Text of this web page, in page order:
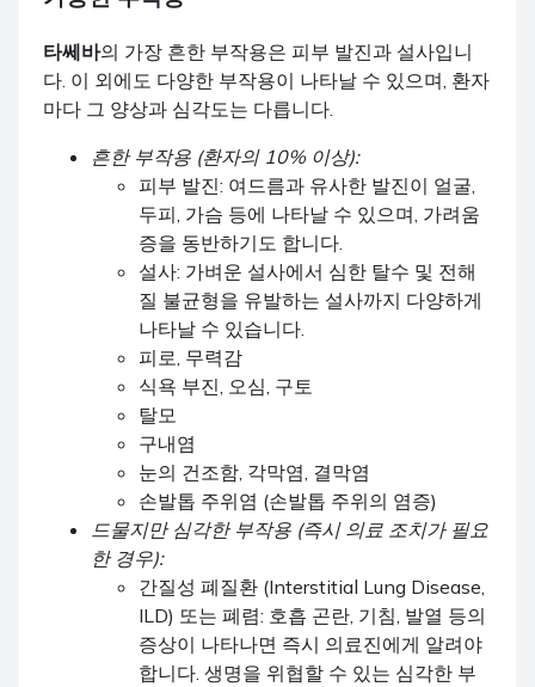
타쎄바의 가장 흔한 부작용은 피부 발진과 설사입니
다. 이 외에도 다양한 부작용이 나타날 수 있으며, 환자
마다 그 양상과 심각도는 다릅니다.
흔한 부작용 (환자의 10% 이상):
피부 발진: 여드름과 유사한 발진이 얼굴,
두피, 가슴 등에 나타날 수 있으며, 가려움
증을 동반하기도 합니다.
설사: 가벼운 설사에서 심한 탈수 및 전해
질 불균형을 유발하는 설사까지 다양하게
나타날 수 있습니다.
피로, 무력감
식욕 부진, 오심, 구토
탈모
구내염
눈의 건조함, 각막염, 결막염
손발톱 주위염 (손발톱 주위의 염증)
드물지만 심각한 부작용 (즉시 의료 조치가 필요
한 경우):
간질성 폐질환 (Interstitial Lung Disease,
ILD) 또는 폐렴: 호흡 곤란, 기침, 발열 등의
증상이 나타나면 즉시 의료진에게 알려야
합니다. 생명을 위협할 수 있는 심각한 부